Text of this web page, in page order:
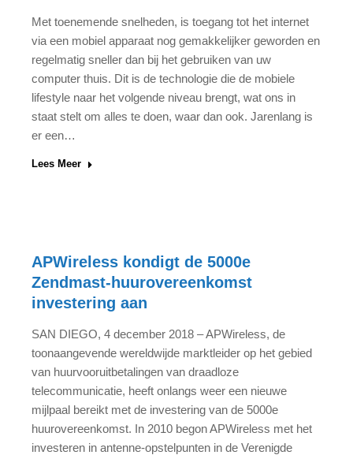
Met toenemende snelheden, is toegang tot het internet
via een mobiel apparaat nog gemakkelijker geworden en
regelmatig sneller dan bij het gebruiken van uw
computer thuis. Dit is de technologie die de mobiele
lifestyle naar het volgende niveau brengt, wat ons in
staat stelt om alles te doen, waar dan ook. Jarenlang is
er een…
Lees Meer
APWireless kondigt de 5000e
Zendmast-huurovereenkomst
investering aan
SAN DIEGO, 4 december 2018 – APWireless, de
toonaangevende wereldwijde marktleider op het gebied
van huurvooruitbetalingen van draadloze
telecommunicatie, heeft onlangs weer een nieuwe
mijlpaal bereikt met de investering van de 5000e
huurovereenkomst. In 2010 begon APWireless met het
investeren in antenne-opstelpunten in de Verenigde